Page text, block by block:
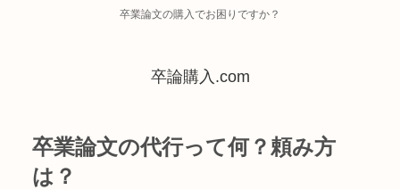
卒業論文の購入でお困りですか？
卒論購入.com
卒業論文の代行って何？頼み方
は？